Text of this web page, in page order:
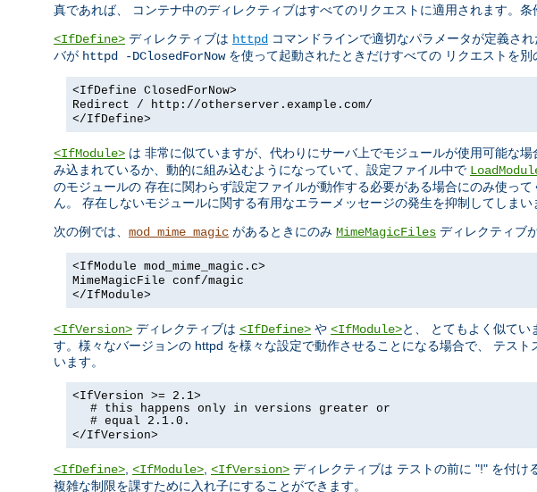
真であれば、 コンテナ中のディレクティブはすべてのリクエストに適用されます。
<IfDefine> ディレクティブは httpd コマンドラインで適切なパラメータが定義さ
バが httpd -DClosedForNowを使って起動されたときだけすべての リクエストを
<IfDefine ClosedForNow>
Redirect / http://otherserver.example.com/
</IfDefine>
<IfModule> は 非常に似ていますが、代わりにサーバ上でモジュールが使用可能な
み込まれているか、動的に組み込むようになっていて、設定ファイル中で
のモジュールの 存在に関わらず設定ファイルが動作する必要がある場合にのみ使っ
ん。 存在しないモジュールに関する有用なエラーメッセージの発生を抑制してしまい
次の例では、 mod_mime_magic があるときにのみ MimeMagicFiles ディレクティブ
<IfModule mod_mime_magic.c>
MimeMagicFile conf/magic
</IfModule>
<IfVersion> ディレクティブは <IfDefine> や <IfModule>と、 とてもよく似てい
す。様々なバージョンの httpd を様々な設定で動作させることになる場合で、 テス
います。
<IfVersion >= 2.1>
# this happens only in versions greater or
# equal 2.1.0.
</IfVersion>
<IfDefine> <IfModule> <IfVersion> ディレクティブは テストの前に "!" を付け
複雑な制限を課すために入れ子にすることができます。